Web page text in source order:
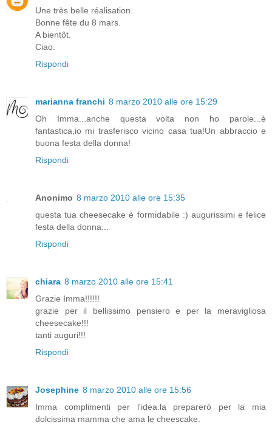
Une très belle réalisation.
Bonne fête du 8 mars.
A bientôt.
Ciao.
Rispondi
marianna franchi 8 marzo 2010 alle ore 15:29
Oh Imma...anche questa volta non ho parole...è
fantastica,io mi trasferisco vicino casa tua!Un abbraccio e
buona festa della donna!
Rispondi
Anonimo 8 marzo 2010 alle ore 15:35
questa tua cheesecake è formidabile :) augurissimi e felice
festa della donna...
Rispondi
chiara 8 marzo 2010 alle ore 15:41
Grazie Imma!!!!!!
grazie per il bellissimo pensiero e per la meravigliosa
cheesecake!!!
tanti auguri!!!
Rispondi
Josephine 8 marzo 2010 alle ore 15:56
Imma complimenti per l'idea.la preparerò per la mia
dolcissima mamma che ama le cheescake.